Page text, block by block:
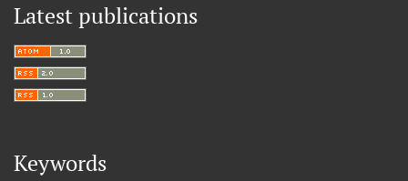
Latest publications
Keywords